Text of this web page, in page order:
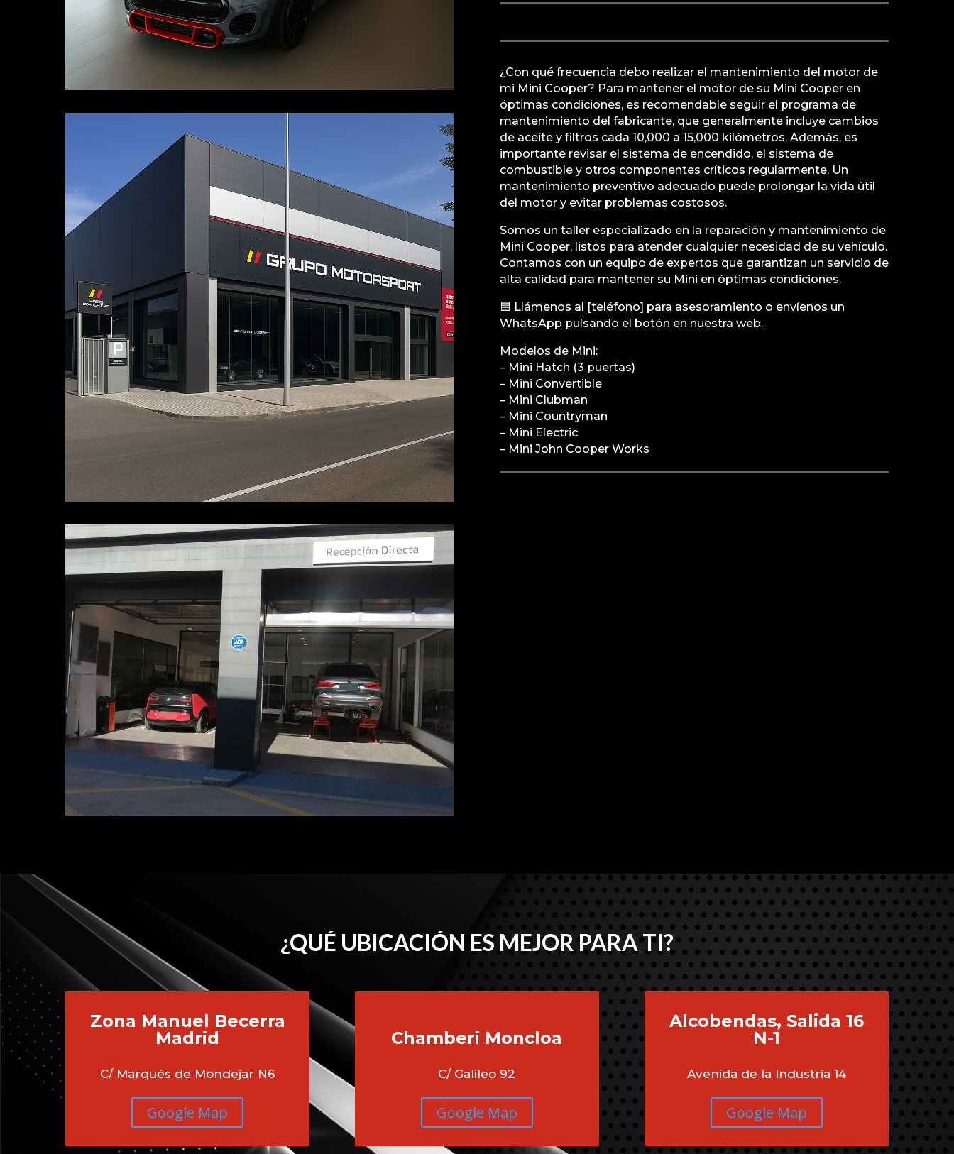
¿Con qué frecuencia debo realizar el mantenimiento del motor de
mi Mini Cooper? Para mantener el motor de su Mini Cooper en
óptimas condiciones, es recomendable seguir el programa de
mantenimiento del fabricante, que generalmente incluye cambios
de aceite y filtros cada 10,000 a 15,000 kilómetros. Además, es
importante revisar el sistema de encendido, el sistema de
combustible y otros componentes críticos regularmente. Un
mantenimiento preventivo adecuado puede prolongar la vida útil
del motor y evitar problemas costosos.
Somos un taller especializado en la reparación y mantenimiento de
Mini Cooper, listos para atender cualquier necesidad de su vehículo.
Contamos con un equipo de expertos que garantizan un servicio de
alta calidad para mantener su Mini en óptimas condiciones.
🟦 Llámenos al [teléfono] para asesoramiento o envíenos un
WhatsApp pulsando el botón en nuestra web.
Modelos de Mini:
– Mini Hatch (3 puertas)
– Mini Convertible
– Mini Clubman
– Mini Countryman
– Mini Electric
– Mini John Cooper Works
¿QUÉ UBICACIÓN ES MEJOR PARA TI?
Zona Manuel Becerra
Madrid
C/ Marqués de Mondejar N6
Google Map
Chamberi Moncloa
C/ Galileo 92
Google Map
Alcobendas, Salida 16
N-1
Avenida de la Industria 14
Google Map